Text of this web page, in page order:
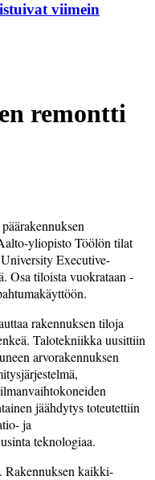
viimein
remontti
yliopisto Töölön tilat
University Executive­
Osa tiloista vuokrataan
rakennuksen tiloja
Talotekniikka uusittiin
arvorakennuksen
jäähdytys toteutettiin
ja
teknologiaa.
Rakennuksen kaikki­